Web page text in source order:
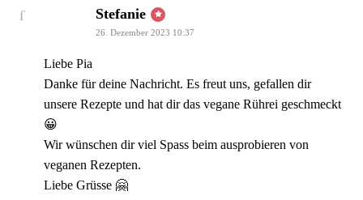
Stefanie sagt:
26. Dezember 2023 10:37
Liebe Pia
Danke für deine Nachricht. Es freut uns, gefallen dir
unsere Rezepte und hat dir das vegane Rührei geschmeckt
😀
Wir wünschen dir viel Spass beim ausprobieren von
veganen Rezepten.
Liebe Grüsse 🤗